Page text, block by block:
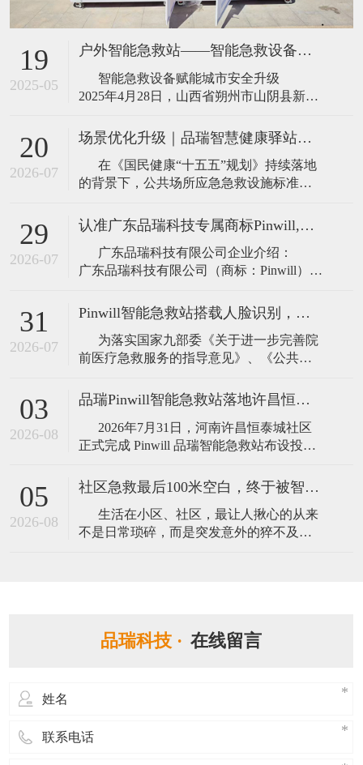
19
2025-05
户外智能急救站——智能急救设备赋能城市安全升级！
智能急救设备赋能城市安全升级
2025年4月28日，山西省朔州市山阴县新韵
智能急救站。该设备通过集成AED除颤
仪、担架、轮椅、急救包、氧气瓶等应急
物资，构建起覆盖心脏骤停急救、骨折固
20
2026-07
场景优化升级｜品瑞智慧健康驿站：智能急救站进阶升级版
在《国民健康“十五五”规划》持续落地
的背景下，公共场所应急急救设施标准化
公共急救体系的主力标配设备，承担着城
市、园区、社区基础院前急救兜底功能。
但在社区、老旧小区、养老场景、机关单
29
2026-07
认准广东品瑞科技专属商标Pinwill,打造应急救护装备一站式专业体系
广东品瑞科技有限公司企业介绍：
广东品瑞科技有限公司（商标：Pinwill），
整体解决方案输出的专业化科技企业，深
耕应急救护与生命安全保障赛道，聚焦公
共安全、场景化应急救援领域，以硬
31
2026-07
Pinwill智能急救站搭载人脸识别，政策赋能智慧急救升级
为落实国家九部委《关于进一步完善院
前医疗急救服务的指导意见》、《公共场
求，各地加速推进 “5 分钟社会急救圈” 落
地，推动公园、社区、文旅场馆等人员密
集场所配齐标准化急救设施，以数字化手
段补齐院前应急救护短板，最大限度把握
03
2026-08
品瑞Pinwill智能急救站落地许昌恒泰城！筑牢社区生命安全屏障
2026年7月31日，河南许昌恒泰城社区
正式完成 Pinwill 品瑞智能急救站布设投
为小区业主搭建起 “就近可及、快速取用”
的社区应急生命保障阵地。 本次落地的
广东品瑞 Pinw
05
2026-08
社区急救最后100米空白，终于被智能急救站补齐了
生活在小区、社区，最让人揪心的从来
不是日常琐碎，而是突发意外的猝不及
品瑞科技 · 在线留言